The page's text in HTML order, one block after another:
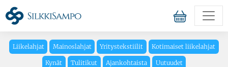
Liikelahjat Mainoslahjat Yritystekstiilit Kotimaiset liikelahjat
Kynät Tulitikut Ajankohtaista Uutuudet